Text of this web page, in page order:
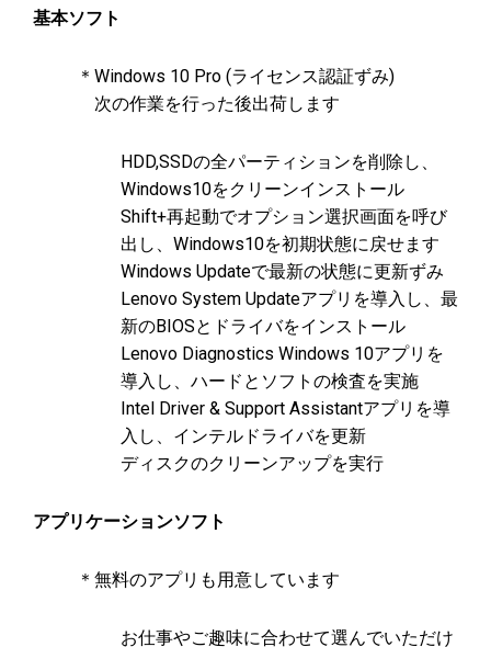
基本ソフト
＊Windows 10 Pro (ライセンス認証ずみ)
次の作業を行った後出荷します
HDD,SSDの全パーティションを削除し、
Windows10をクリーンインストール
Shift+再起動でオプション選択画面を呼び
出し、Windows10を初期状態に戻せます
Windows Updateで最新の状態に更新ずみ
Lenovo System Updateアプリを導入し、最
新のBIOSとドライバをインストール
Lenovo Diagnostics Windows 10アプリを
導入し、ハードとソフトの検査を実施
Intel Driver & Support Assistantアプリを導
入し、インテルドライバを更新
ディスクのクリーンアップを実行
アプリケーションソフト
＊無料のアプリも用意しています
お仕事やご趣味に合わせて選んでいただけ